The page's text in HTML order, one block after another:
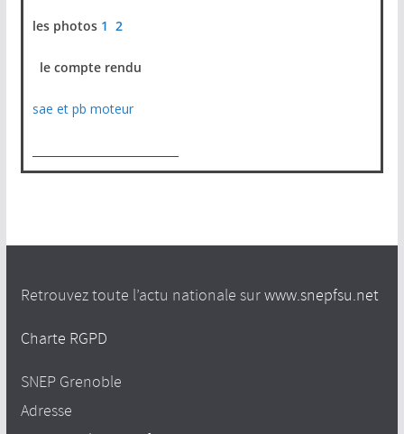
les photos 1 2
le compte rendu
sae et pb moteur
Retrouvez toute l’actu nationale surwww.snepfsu.net
Charte RGPD
SNEP Grenoble
Adresse